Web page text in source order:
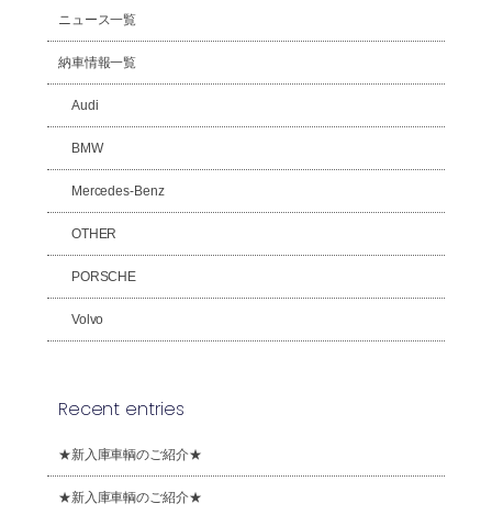
ニュース一覧
納車情報一覧
Audi
BMW
Mercedes-Benz
OTHER
PORSCHE
Volvo
Recent entries
★新入庫車輌のご紹介★
★新入庫車輌のご紹介★